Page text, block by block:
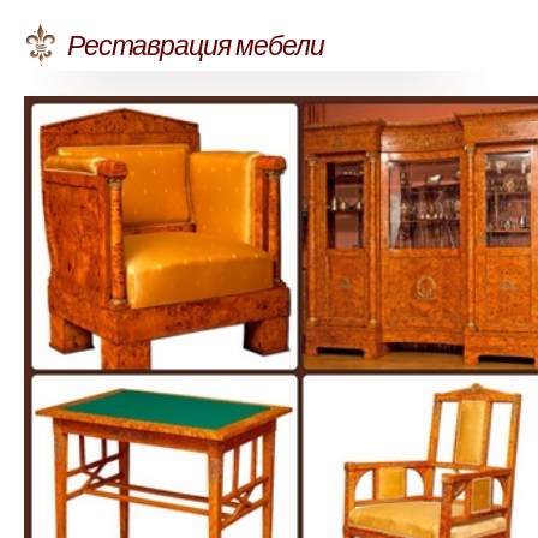
Реставрация мебели